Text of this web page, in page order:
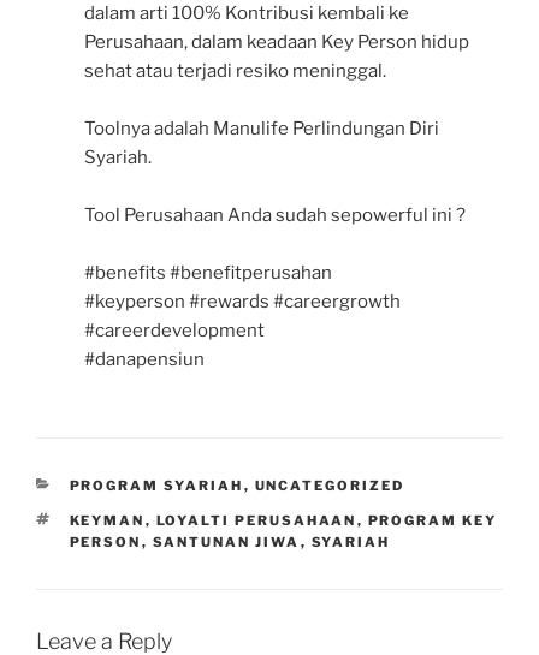
dalam arti 100% Kontribusi kembali ke
Perusahaan, dalam keadaan Key Person hidup
sehat atau terjadi resiko meninggal.
Toolnya adalah Manulife Perlindungan Diri
Syariah.
Tool Perusahaan Anda sudah sepowerful ini ?
#benefits #benefitperusahan
#keyperson #rewards #careergrowth
#careerdevelopment
#danapensiun
CATEGORIES
PROGRAM SYARIAH , UNCATEGORIZED
TAGS
KEYMAN , LOYALTI PERUSAHAAN , PROGRAM KEY
PERSON , SANTUNAN JIWA , SYARIAH
Leave a Reply